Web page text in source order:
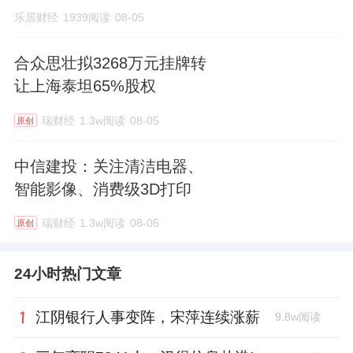
乐居财经 1939阅读 08-05
合众思壮拟3268万元挂牌转
让上海泰坦65%股权
原创 瑞财经 1.3w阅读 08-05
中信建投：关注清洁电器、
智能影像、消费级3D打印
原创 瑞财经 1.3w阅读 08-05
24小时热门文章
江阴银行人事变阵，宋萍连续涨薪 9.8w阅读